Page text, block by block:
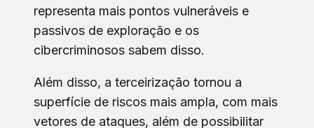
representa mais pontos vulneráveis e
passivos de exploração e os
cibercriminosos sabem disso.
Além disso, a terceirização tornou a
superfície de riscos mais ampla, com mais
vetores de ataques, além de possibilitar